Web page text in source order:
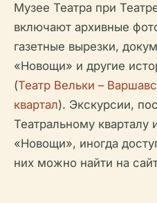
Музее Театра при
включают архивные
газетные вырезки,
«Новощи» и другие
(Театр Вельки –
квартал). Экскурсии,
Театральному кварталу
«Новощи», иногда
них можно найти на